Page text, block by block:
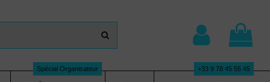
Spécial Organisateur +33 9 78 45 55 45